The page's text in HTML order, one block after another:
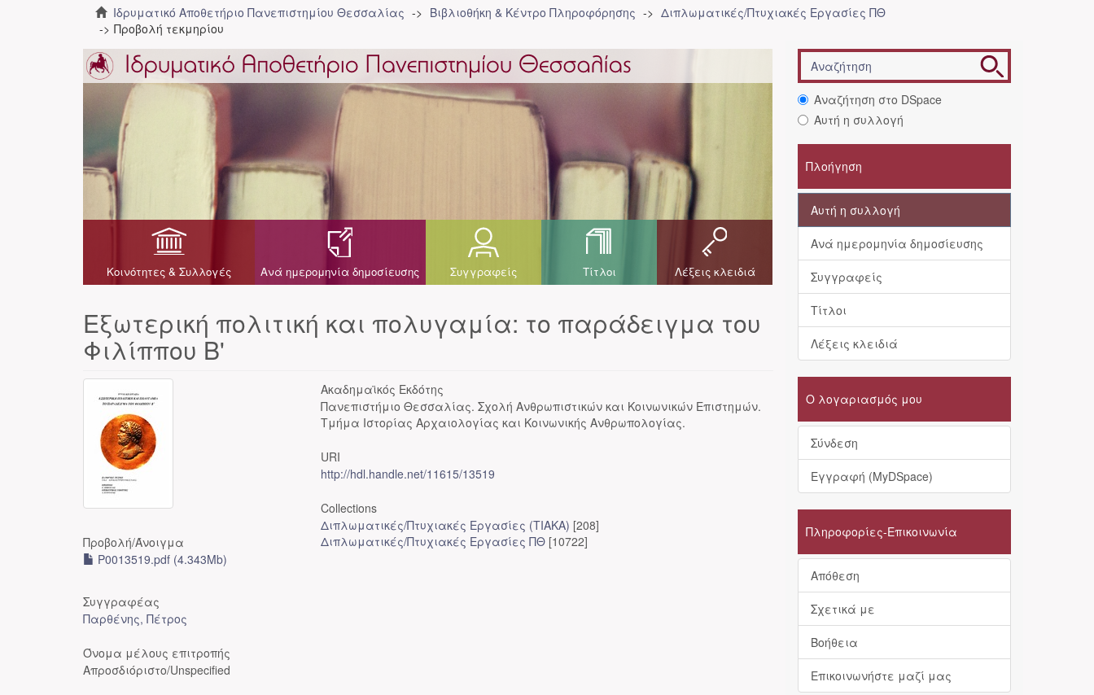
Ιδρυματικό Αποθετήριο Πανεπιστημίου Θεσσαλίας Βιβλιοθήκη & Κέντρο Πληροφόρησης
Διπλωματικές/Πτυχιακές Εργασίες ΠΘ
Προβολή τεκμηρίου
Κοινότητες & Συλλογές Ανά ημερομηνία δημοσίευσης Συγγραφείς Τίτλοι Λέξεις κλειδιά
Εξωτερική πολιτική και πολυγαμία: το παράδειγμα του
Φιλίππου Β'
Προβολή/Άνοιγμα
P0013519.pdf (4.343Mb)
Συγγραφέας
Παρθένης, Πέτρος
Όνομα μέλους επιτροπής
Απροσδιόριστο/Unspecified
Ακαδημαϊκός Εκδότης
Πανεπιστήμιο Θεσσαλίας. Σχολή Ανθρωπιστικών και Κοινωνικών Επιστημών.
Τμήμα Ιστορίας Αρχαιολογίας και Κοινωνικής Ανθρωπολογίας.
URI
http://hdl.handle.net/11615/13519
Collections
Διπλωματικές/Πτυχιακές Εργασίες (ΤΙΑΚΑ) [208]
Διπλωματικές/Πτυχιακές Εργασίες ΠΘ [10722]
Αναζήτηση στο DSpace
Αυτή η συλλογή
Πλοήγηση
Αυτή η συλλογή
Ανά ημερομηνία δημοσίευσης
Συγγραφείς
Τίτλοι
Λέξεις κλειδιά
Ο λογαριασμός μου
Σύνδεση
Εγγραφή (MyDSpace)
Πληροφορίες-Επικοινωνία
Απόθεση
Σχετικά με
Βοήθεια
Επικοινωνήστε μαζί μας